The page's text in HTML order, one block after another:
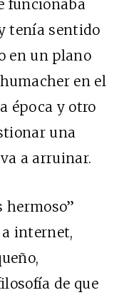
funcionaba
tenía sentido
en un plano
en el
época y otro
una
a arruinar.
hermoso”
internet,
de que